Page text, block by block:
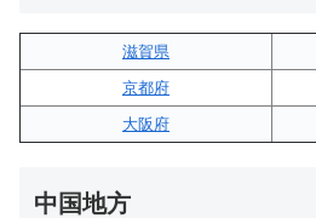
滋賀県
京都府
大阪府
中国地方